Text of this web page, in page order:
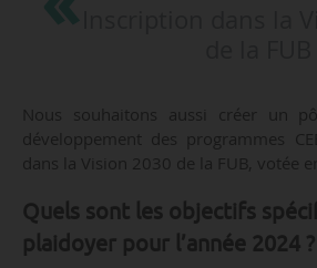
Nous souhaitons aussi créer un
développement des programmes
dans la Vision 2030 de la FUB, votée
Quels sont les objectifs
plaidoyer pour l’année 2024 ?